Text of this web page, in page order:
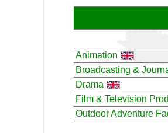
Animation
Broadcasting &
Drama
Film & Television
Outdoor Adventure